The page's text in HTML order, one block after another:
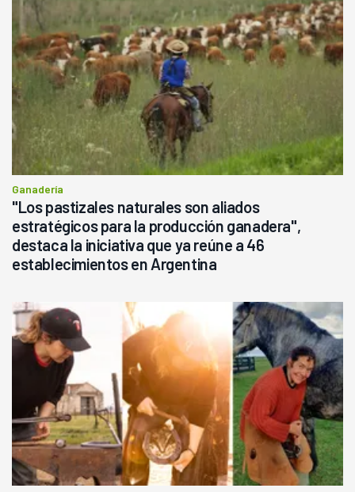
Ganadería
"Los pastizales naturales son aliados
estratégicos para la producción ganadera",
destaca la iniciativa que ya reúne a 46
establecimientos en Argentina